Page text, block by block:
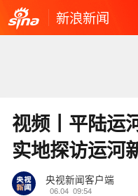
新浪新闻
视频丨平陆运
实地探访运河
央视新闻客户端
06.04 09:54